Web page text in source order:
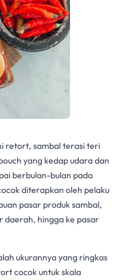
retort, sambal terasi teri
yang kedap udara dan
berbulan-bulan pada
diterapkan oleh pelaku
pasar produk sambal,
daerah, hingga ke pasar
ukurannya yang ringkas
cocok untuk skala